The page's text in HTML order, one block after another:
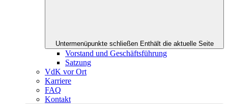
Untermenüpunkte schließen Enthält die aktuelle Seite
Vorstand und Geschäftsführung
Satzung
VdK vor Ort
Karriere
FAQ
Kontakt